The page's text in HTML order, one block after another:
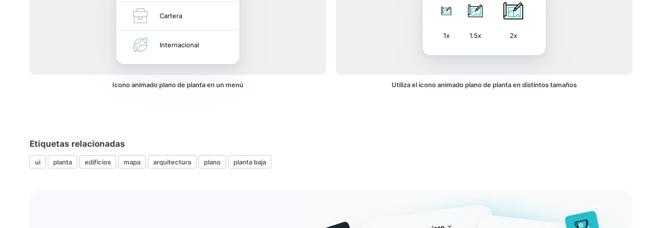
Cartera
Internacional
Icono animado plano de planta en un menú
1x 1.5x 2x
Utiliza el icono animado plano de planta en distintos tamaños
Etiquetas relacionadas
ui planta edificios mapa arquitectura plano planta baja